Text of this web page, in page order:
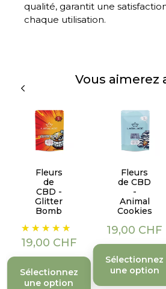
qualité, garantit une
chaque utilisation.
Vous aimerez
Fleurs
de
CBD -
Glitter
Bomb
Prix
19,00 CHF
Sélectionnez
une option
Fleurs
de CBD
-
Animal
Cookies
Prix
19,00 CHF
Sélectionnez
une option